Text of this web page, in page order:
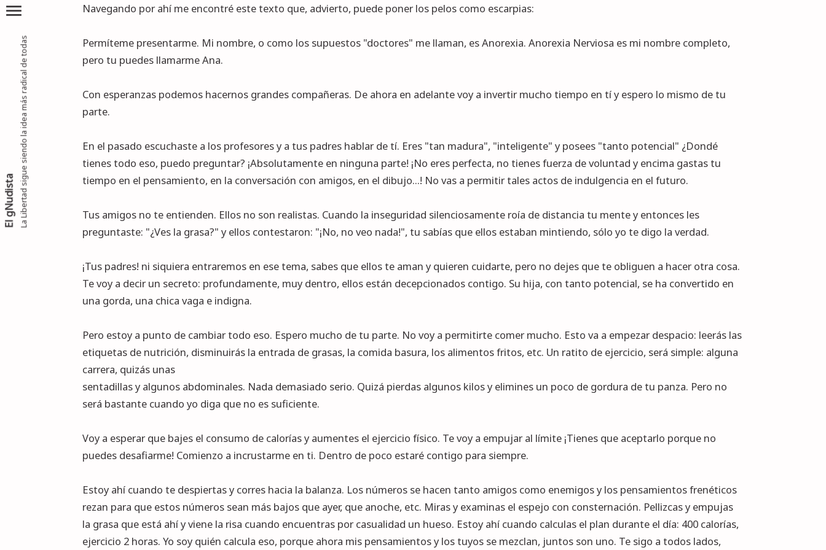
El gNudistaLa Libertad sigue siendo la idea más radical de todas
menu Navegando por ahí me encontré este texto que, advierto, puede poner los pelos como escarpias:
Permíteme presentarme. Mi nombre, o como los supuestos "doctores" me llaman, es Anorexia. Anorexia Nerviosa es mi nombre completo,
pero tu puedes llamarme Ana.
Con esperanzas podemos hacernos grandes compañeras. De ahora en adelante voy a invertir mucho tiempo en tí y espero lo mismo de tu
parte.
En el pasado escuchaste a los profesores y a tus padres hablar de tí. Eres "tan madura", "inteligente" y posees "tanto potencial" ¿Dondé
tienes todo eso, puedo preguntar? ¡Absolutamente en ninguna parte! ¡No eres perfecta, no tienes fuerza de voluntad y encima gastas tu
tiempo en el pensamiento, en la conversación con amigos, en el dibujo...! No vas a permitir tales actos de indulgencia en el futuro.
Tus amigos no te entienden. Ellos no son realistas. Cuando la inseguridad silenciosamente roía de distancia tu mente y entonces les
preguntaste: "¿Ves la grasa?" y ellos contestaron: "¡No, no veo nada!", tu sabías que ellos estaban mintiendo, sólo yo te digo la verdad.
¡Tus padres! ni siquiera entraremos en ese tema, sabes que ellos te aman y quieren cuidarte, pero no dejes que te obliguen a hacer otra cosa.
Te voy a decir un secreto: profundamente, muy dentro, ellos están decepcionados contigo. Su hija, con tanto potencial, se ha convertido en
una gorda, una chica vaga e indigna.
Pero estoy a punto de cambiar todo eso. Espero mucho de tu parte. No voy a permitirte comer mucho. Esto va a empezar despacio: leerás las
etiquetas de nutrición, disminuirás la entrada de grasas, la comida basura, los alimentos fritos, etc. Un ratito de ejercicio, será simple: alguna
carrera, quizás unas
sentadillas y algunos abdominales. Nada demasiado serio. Quizá pierdas algunos kilos y elimines un poco de gordura de tu panza. Pero no
será bastante cuando yo diga que no es suficiente.
Voy a esperar que bajes el consumo de calorías y aumentes el ejercicio físico. Te voy a empujar al límite ¡Tienes que aceptarlo porque no
puedes desafiarme! Comienzo a incrustarme en ti. Dentro de poco estaré contigo para siempre.
Estoy ahí cuando te despiertas y corres hacia la balanza. Los números se hacen tanto amigos como enemigos y los pensamientos frenéticos
rezan para que estos números sean más bajos que ayer, que anoche, etc. Miras y examinas el espejo con consternación. Pellizcas y empujas
la grasa que está ahí y viene la risa cuando encuentras por casualidad un hueso. Estoy ahí cuando calculas el plan durante el día: 400 calorías,
ejercicio 2 horas. Yo soy quién calcula eso, porque ahora mis pensamientos y los tuyos se mezclan, juntos son uno. Te sigo a todos lados,